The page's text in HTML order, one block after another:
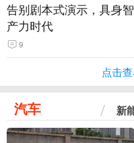
告别剧本式演示，具身
产力时代
9
点击
汽车 新